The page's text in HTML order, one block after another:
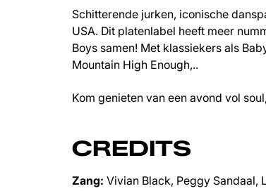
Schitterende jurken, iconische
USA. Dit platenlabel heeft meer
Boys samen! Met klassiekers als
Mountain High Enough,..
Kom genieten van een avond vol
CREDITS
Zang: Vivian Black, Peggy Sandaal,